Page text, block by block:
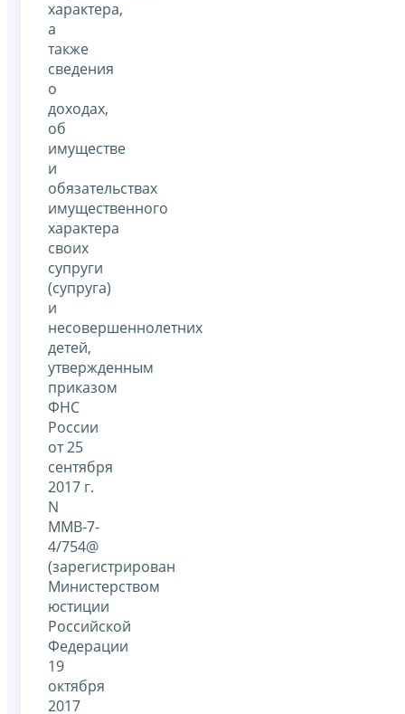
характера,
а
также
сведения
о
доходах,
об
имуществе
и
обязательствах
имущественного
характера
своих
супруги
(супруга)
и
несовершеннолетних
детей,
утвержденным
приказом
ФНС
России
от 25
сентября
2017 г.
N
ММВ-7-
4/754@
(зарегистрирован
Министерством
юстиции
Российской
Федерации
19
октября
2017